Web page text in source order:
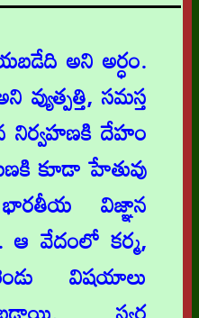
అని అర్ధం.
సమస్త
నిర్వహణకి దేహం
కూడా హేతువు
విజ్ఞాన
ఆ వేదంలో కర్మ,
విషయాలు